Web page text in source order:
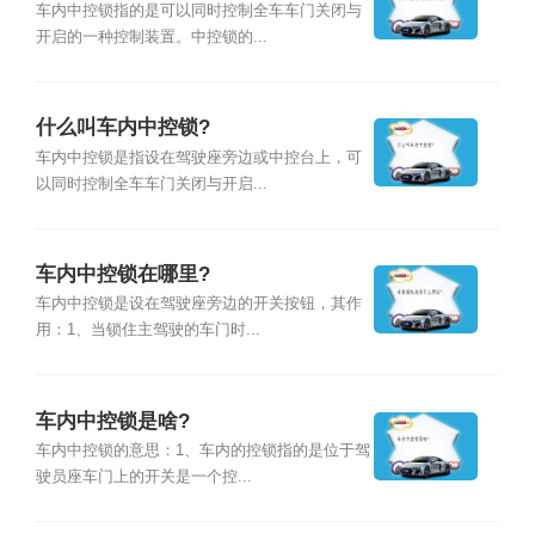
车内中控锁指的是可以同时控制全车车门关闭与
开启的一种控制装置。中控锁的...
什么叫车内中控锁?
车内中控锁是指设在驾驶座旁边或中控台上，可
以同时控制全车车门关闭与开启...
车内中控锁在哪里?
车内中控锁是设在驾驶座旁边的开关按钮，其作
用：1、当锁住主驾驶的车门时...
车内中控锁是啥?
车内中控锁的意思：1、车内的控锁指的是位于驾
驶员座车门上的开关是一个控...